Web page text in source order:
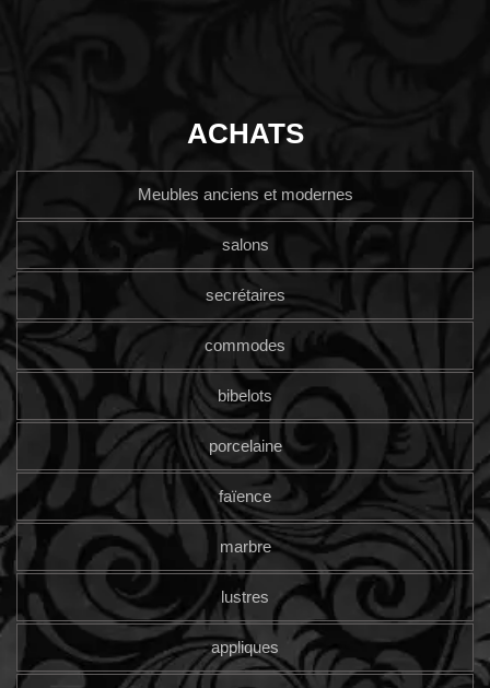
ACHATS
Meubles anciens et modernes
salons
secrétaires
commodes
bibelots
porcelaine
faïence
marbre
lustres
appliques